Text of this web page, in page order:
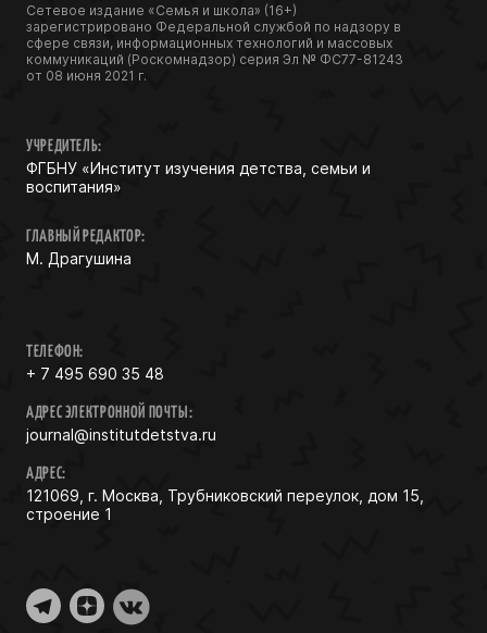
Сетевое издание «Семья и школа» (16+)
зарегистрировано Федеральной службой по надзору в
сфере связи, информационных технологий и массовых
коммуникаций (Роскомнадзор) серия Эл № ФС77-81243
от 08 июня 2021 г.
УЧРЕДИТЕЛЬ:
ФГБНУ «Институт изучения детства, семьи и
воспитания»
ГЛАВНЫЙ РЕДАКТОР:
М. Драгушина
ТЕЛЕФОН:
+ 7 495 690 35 48
АДРЕС ЭЛЕКТРОННОЙ ПОЧТЫ:
journal@institutdetstva.ru
АДРЕС:
121069, г. Москва, Трубниковский переулок, дом 15,
строение 1